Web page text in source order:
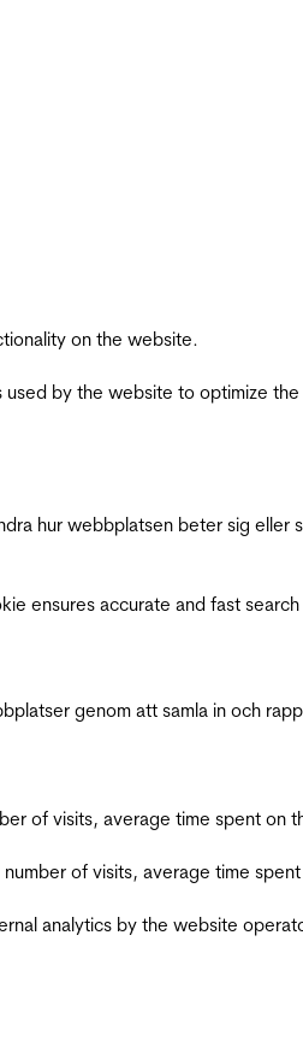
on the website.
by the website to optimize
hur webbplatsen beter sig
ensures accurate and fast search
genom att samla in och
of visits, average time spent on
of visits, average time
analytics by the website